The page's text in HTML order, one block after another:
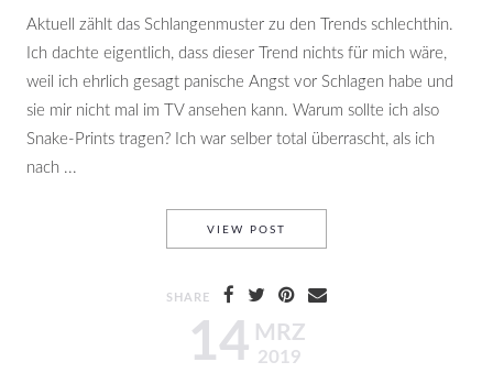
Aktuell zählt das Schlangenmuster zu den Trends schlechthin.
Ich dachte eigentlich, dass dieser Trend nichts für mich wäre,
weil ich ehrlich gesagt panische Angst vor Schlagen habe und
sie mir nicht mal im TV ansehen kann. Warum sollte ich also
Snake-Prints tragen? Ich war selber total überrascht, als ich
nach ...
14 MRZ
2019
VIEW POST
SHARE